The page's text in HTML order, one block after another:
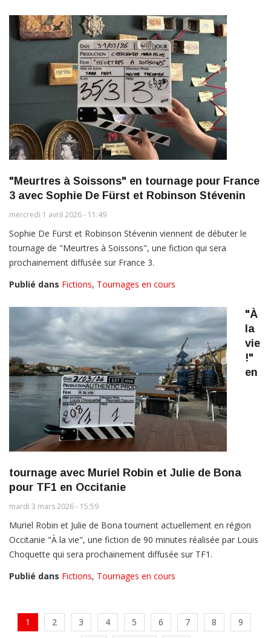
"Meurtres à Soissons" en tournage pour France
3 avec Sophie De Fürst et Robinson Stévenin
mercredi 1 avril 2026 - 11:49
Sophie De Fürst et Robinson Stévenin viennent de débuter le
tournage de "Meurtres à Soissons", une fiction qui sera
prochainement diffusée sur France 3.
Publié dans Fictions, Tournages en cours
"À
la
vie
!"
en
tournage avec Muriel Robin et Julie de Bona
pour TF1 en Occitanie
mardi 3 mars 2026 - 15:59
Muriel Robin et Julie de Bona tournent actuellement en région
Occitanie "À la vie", une fiction de 90 minutes réalisée par Louis
Choquette qui sera prochainement diffusée sur TF1.
Publié dans Fictions, Tournages en cours
1 2 3 4 5 6 7 8
9